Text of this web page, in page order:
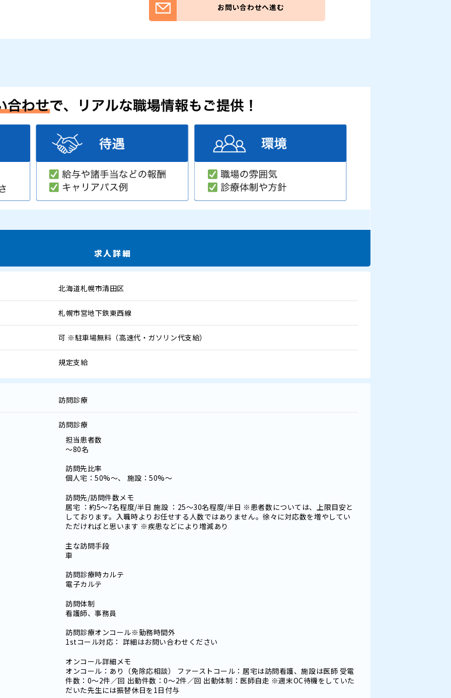
お問い合わせへ進む
求人詳細
北海道札幌市清田区
札幌市営地下鉄東西線
可 ※駐車場無料（高速代・ガソリン代支給）
規定支給
訪問診療
訪問診療
担当患者数
～80名
訪問先比率
個人宅：50%～、 施設：50%～
訪問先/訪問件数メモ
居宅 ：約5～7名程度/半日 施設 ：25～30名程度/半日 ※患者数については、上限目安と
しております。入職時よりお任せする人数ではありません。徐々に対応数を増やしてい
ただければと思います ※疾患などにより増減あり
主な訪問手段
車
訪問診療時カルテ
電子カルテ
訪問体制
看護師、事務員
訪問診療オンコール※勤務時間外
1stコール対応： 詳細はお問い合わせください
オンコール詳細メモ
オンコール：あり（免除応相談） ファーストコール：居宅は訪問看護、施設は医師 受電
件数：0～2件／回 出動件数：0～2件／回 出動体制：医師自走 ※週末OC待機をしていた
だいた先生には振替休日を1日付与